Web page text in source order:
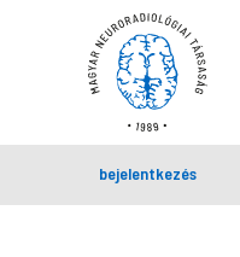
bejelentkezés